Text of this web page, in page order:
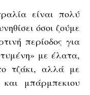
είναι πολύ
όσοι ζούμε
περίοδος για
με έλατα,
τζάκι, αλλά με
μπάρμπεκιου